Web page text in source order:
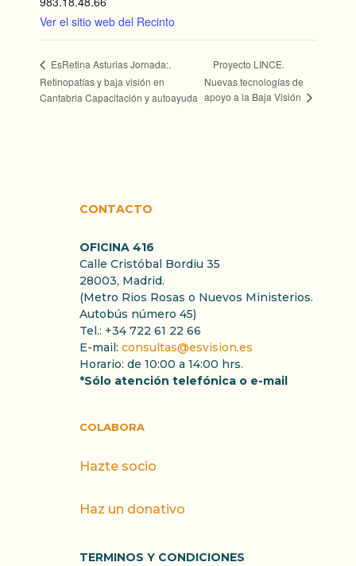
Ver el sitio web del Recinto
EsRetina Asturias Jornada:.
Retinopatías y baja visión en
Cantabria Capacitación y autoayuda
Proyecto LINCE.
Nuevas tecnologías de
apoyo a la Baja Visión
CONTACTO
OFICINA 416
Calle Cristóbal Bordiu 35
28003, Madrid.
(Metro Rios Rosas o Nuevos Ministerios.
Autobús número 45)
Tel.: +34 722 61 22 66
E-mail: consultas@esvision.es
Horario: de 10:00 a 14:00 hrs.
*Sólo atención telefónica o e-mail
COLABORA
Hazte socio
Haz un donativo
TERMINOS Y CONDICIONES